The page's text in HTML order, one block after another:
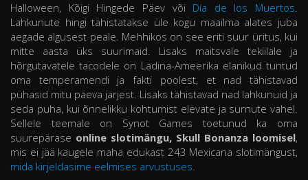
Halloween, Kõigi Hingede Päev või Día de los Muertos.
Lahkunute hingi tähistatakse üle kogu maailma alates juba
aegade algusest peale. Mehhikos on see eriti suur üritus, kui
mitte aasta üks suurimaid. Lisaks maitsvale tekiilale ja
hõrgutavatele tacodele on Ladina-Ameerika elanikud tuntud
oma temperamendi ja fakti poolest, et nad tähistavad
pühasid mitu päeva järjest. Lisaks tähistavad nad lahkunuid ja
seda puha, kui õnnelikku kohtumist elevate ja surnute vahel.
Sellele teemale on Synot Games toetunud ka oma
suurepärase online slotimängu, Skull Bonanza loomisel,
mis ei jää kaugele maha edukast 243 Mexicana slotimängust,
mida kirjeldasime eelmises arvustuses.